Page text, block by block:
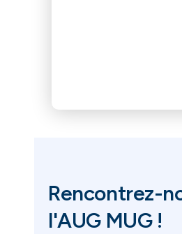
Rencontrez-
l'AUG MUG !